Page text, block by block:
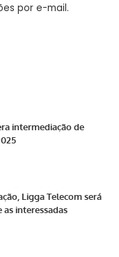
por e-mail.
intermediação de
Ligga Telecom será
as interessadas